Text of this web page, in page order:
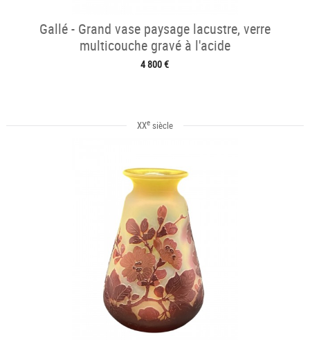
Gallé - Grand vase paysage lacustre, verre
multicouche gravé à l'acide
4 800 €
XXesiècle